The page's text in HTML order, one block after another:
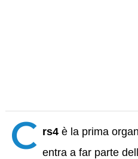
C rs4 è la prima
entra a far parte